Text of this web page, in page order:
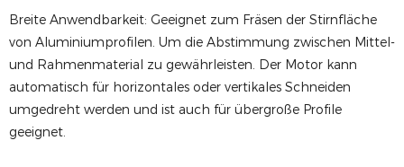
Breite Anwendbarkeit: Geeignet zum Fräsen der Stirnfläche
von Aluminiumprofilen. Um die Abstimmung zwischen Mittel-
und Rahmenmaterial zu gewährleisten. Der Motor kann
automatisch für horizontales oder vertikales Schneiden
umgedreht werden und ist auch für übergroße Profile
geeignet.